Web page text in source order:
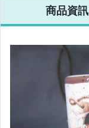
商品資訊